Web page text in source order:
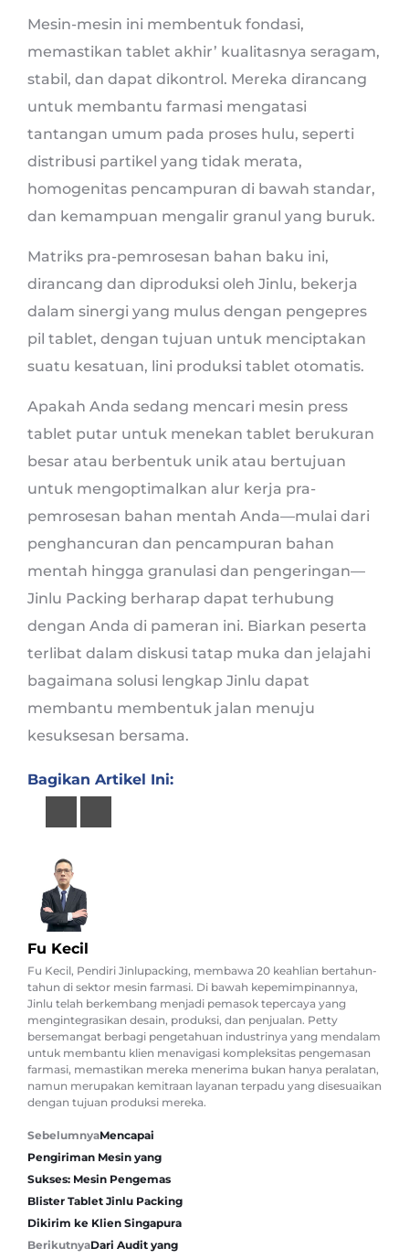
Mesin-mesin ini membentuk fondasi,
memastikan tablet akhir’ kualitasnya seragam,
stabil, dan dapat dikontrol. Mereka dirancang
untuk membantu farmasi mengatasi
tantangan umum pada proses hulu, seperti
distribusi partikel yang tidak merata,
homogenitas pencampuran di bawah standar,
dan kemampuan mengalir granul yang buruk.
Matriks pra-pemrosesan bahan baku ini,
dirancang dan diproduksi oleh Jinlu, bekerja
dalam sinergi yang mulus dengan pengepres
pil tablet, dengan tujuan untuk menciptakan
suatu kesatuan, lini produksi tablet otomatis.
Apakah Anda sedang mencari mesin press
tablet putar untuk menekan tablet berukuran
besar atau berbentuk unik atau bertujuan
untuk mengoptimalkan alur kerja pra-
pemrosesan bahan mentah Anda—mulai dari
penghancuran dan pencampuran bahan
mentah hingga granulasi dan pengeringan—
Jinlu Packing berharap dapat terhubung
dengan Anda di pameran ini. Biarkan peserta
terlibat dalam diskusi tatap muka dan jelajahi
bagaimana solusi lengkap Jinlu dapat
membantu membentuk jalan menuju
kesuksesan bersama.
Bagikan Artikel Ini:
Fu Kecil
Fu Kecil, Pendiri Jinlupacking, membawa 20 keahlian bertahun-
tahun di sektor mesin farmasi. Di bawah kepemimpinannya,
Jinlu telah berkembang menjadi pemasok tepercaya yang
mengintegrasikan desain, produksi, dan penjualan. Petty
bersemangat berbagi pengetahuan industrinya yang mendalam
untuk membantu klien menavigasi kompleksitas pengemasan
farmasi, memastikan mereka menerima bukan hanya peralatan,
namun merupakan kemitraan layanan terpadu yang disesuaikan
dengan tujuan produksi mereka.
SebelumnyaMencapai
Pengiriman Mesin yang
Sukses: Mesin Pengemas
Blister Tablet Jinlu Packing
Dikirim ke Klien Singapura
BerikutnyaDari Audit yang